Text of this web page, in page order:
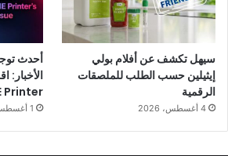
سيهل تكشف عن أفلام بولي
إيثيلين حسب الطلب للملصقات
الرقمية
4 أغسطس، 2026
أحدث
الأخبار:
Printer
1 أغسطس، 2026